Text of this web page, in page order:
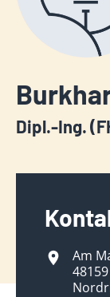
Dipl.-Ing.
Am